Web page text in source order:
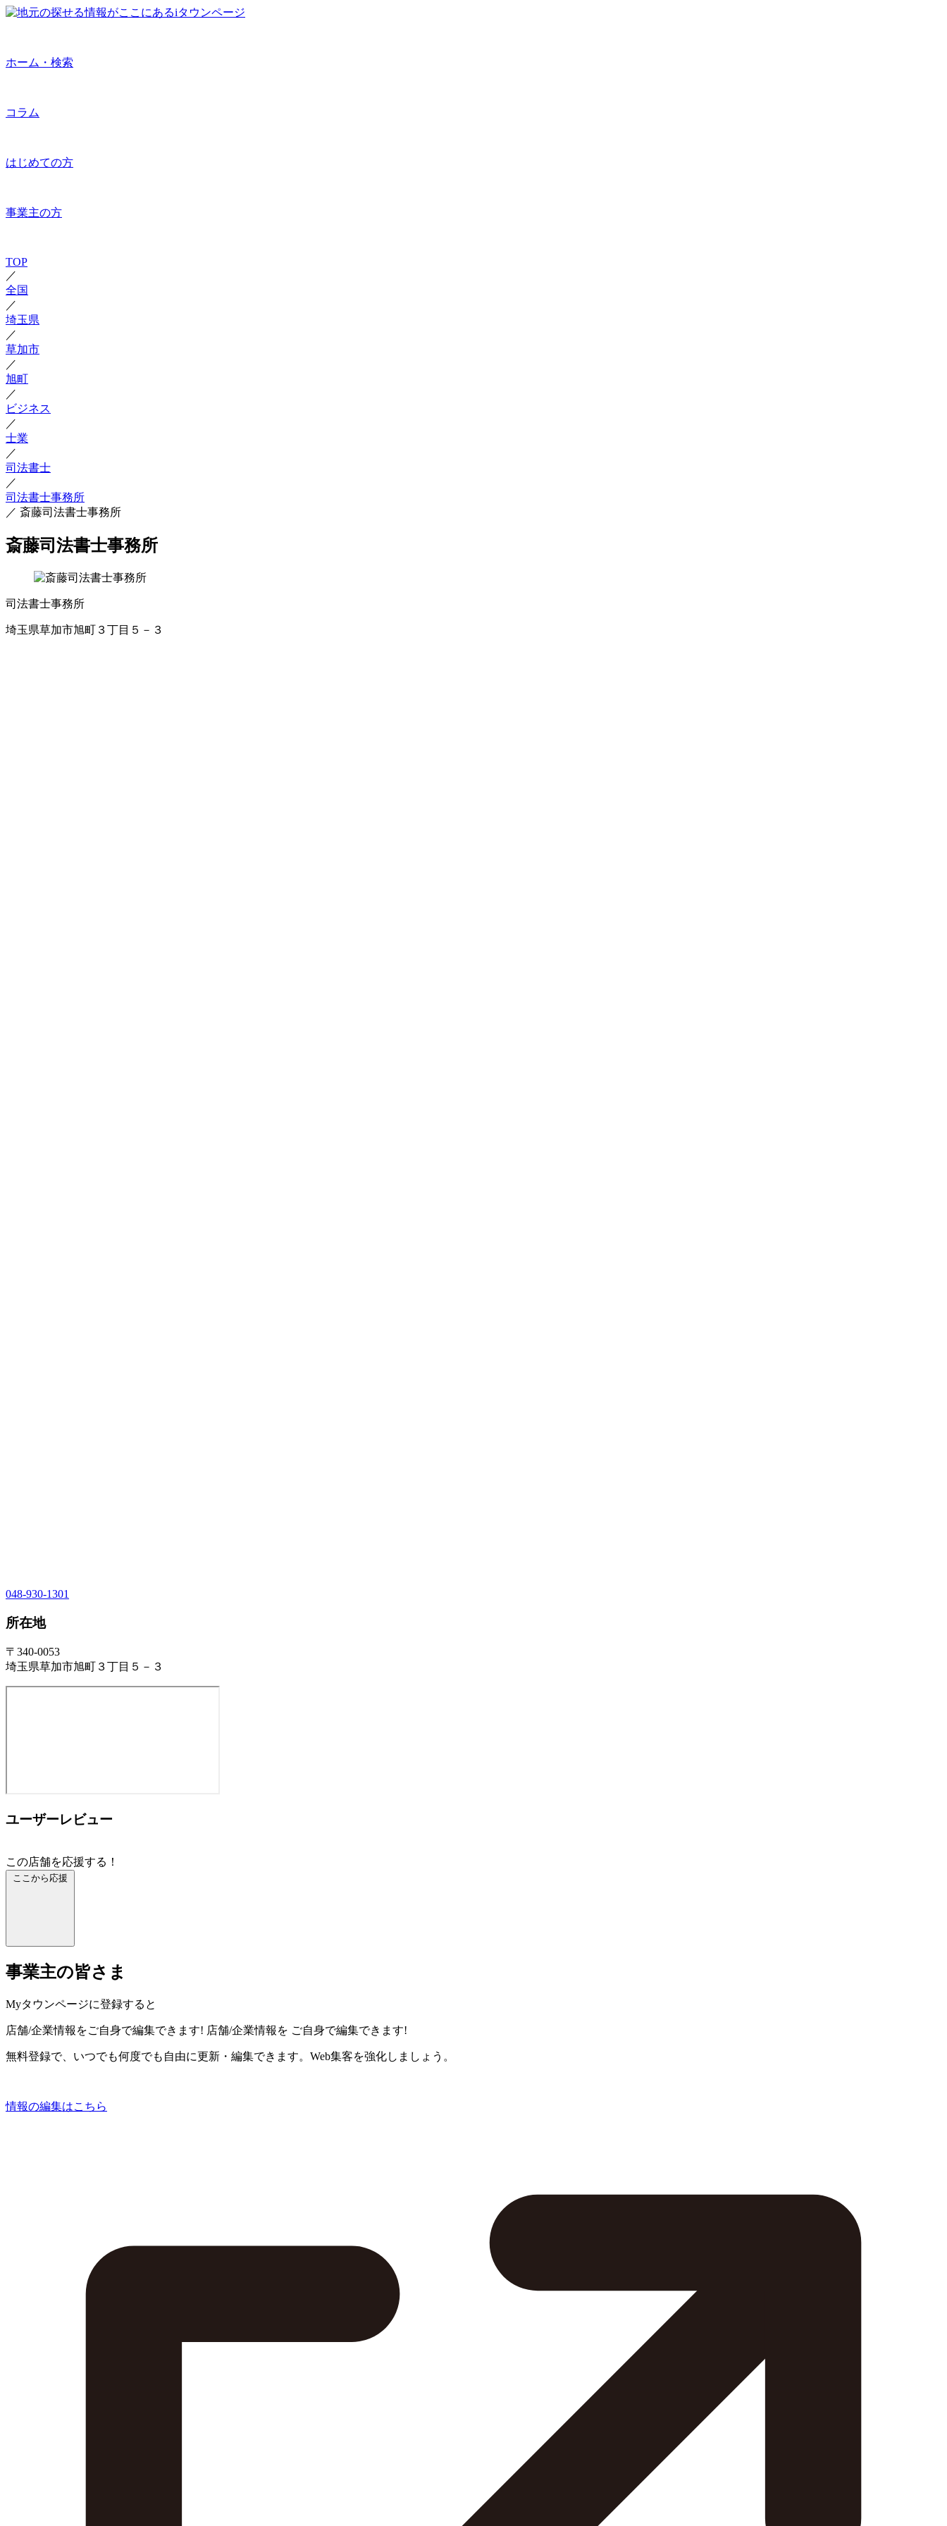
ホーム・検索
コラム
はじめての方
事業主の方
TOP
／
全国
／
埼玉県
／
草加市
／
旭町
／
ビジネス
／
士業
／
司法書士
／
司法書士事務所
／ 斎藤司法書士事務所
斎藤司法書士事務所
司法書士事務所
埼玉県草加市旭町３丁目５－３
048-930-1301
所在地
〒340-0053
埼玉県草加市旭町３丁目５－３
ユーザーレビュー
この店舗を応援する！
ここから応援
事業主の皆さま
Myタウンページに登録すると
店舗/企業情報をご自身で編集できます! 店舗/企業情報を ご自身で編集できます!
無料登録で、いつでも何度でも自由に更新・編集できます。Web集客を強化しましょう。
情報の編集はこちら